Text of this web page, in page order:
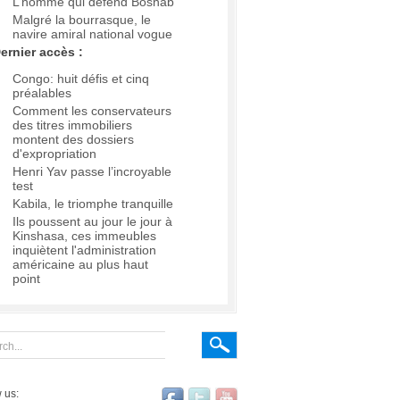
Malgré la bourrasque, le
navire amiral national vogue
accès :
Congo: huit défis et cinq
préalables
Comment les conservateurs
des titres immobiliers
montent des dossiers
d'expropriation
Henri Yav passe l’incroyable
test
Kabila, le triomphe tranquille
Ils poussent au jour le jour à
Kinshasa, ces immeubles
inquiètent l'administration
américaine au plus haut
point
us: